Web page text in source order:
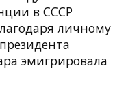
в СССР
личному
эмигрировала